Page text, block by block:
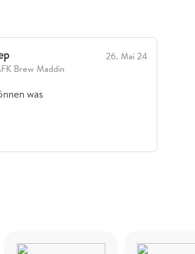
Brew Maddin
26. Mai 24
was